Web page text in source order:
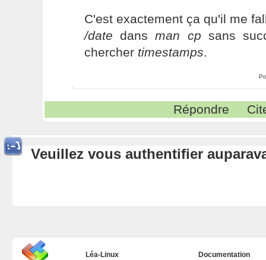
C'est exactement ça qu'il me
/date dansman cp sans
chercher timestamps.
Répondre
Veuillez vous authentifier
Léa-Linux
Documentation